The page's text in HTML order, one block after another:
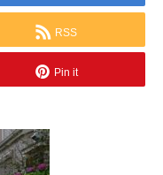
RSS
Pin it